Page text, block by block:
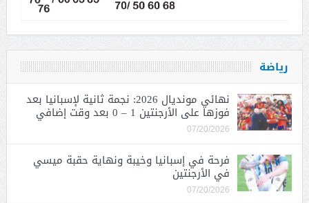
رياضة
نهائي مونديال 2026: نجمة ثانية لإسبانيا بعد
فوزها على الأرجنتين 1 – 0 بعد وقت إضافي
07/20/2026
فرحة في إسبانيا وخيبة ونهاية حقبة ميسي
في الأرجنتين
07/20/2026